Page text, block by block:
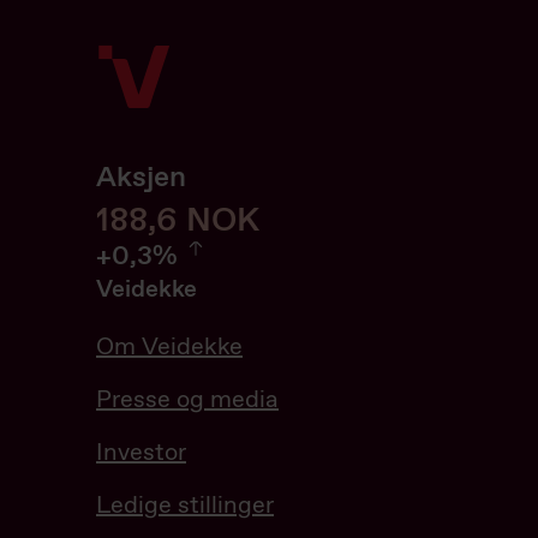
Aksjen
188,6 NOK188,6
+0,3%
0.32%
Veidekke
Om Veidekke
Presse og media
Investor
Ledige stillinger